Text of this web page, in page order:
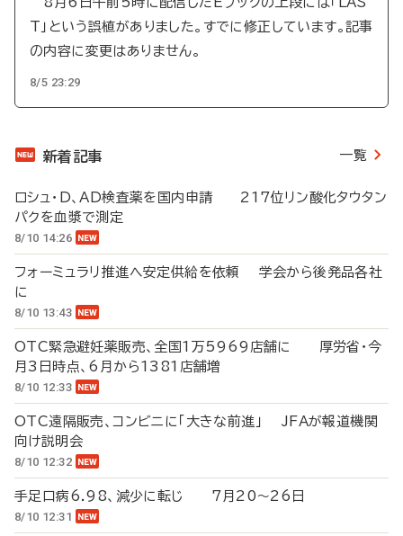
T」という誤植がありました。すでに修正しています。記事
の内容に変更はありません。
8/5 23:29
新着記事 一覧
ロシュ・D、AD検査薬を国内申請 217位リン酸化タウタン
パクを血漿で測定
8/10 14:26
フォーミュラリ推進へ安定供給を依頼 学会から後発品各社
に
8/10 13:43
OTC緊急避妊薬販売、全国1万5969店舗に 厚労省・今
月3日時点、6月から1381店舗増
8/10 12:33
OTC遠隔販売、コンビニに「大きな前進」 JFAが報道機関
向け説明会
8/10 12:32
手足口病6.98、減少に転じ 7月20～26日
8/10 12:31